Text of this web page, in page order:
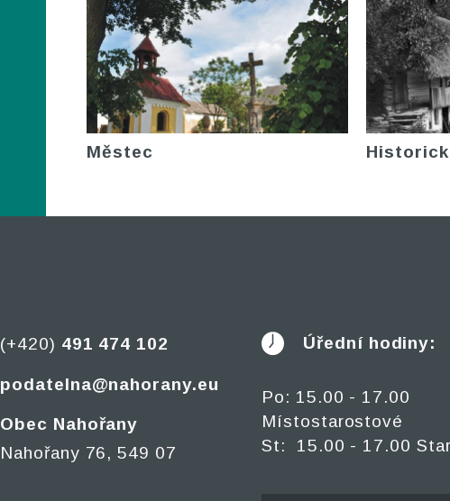
Městec
(+420) 491 474 102
podatelna@nahorany.eu
Obec Nahořany
Nahořany 76, 549 07
Úřední hodiny:
Po: 15.00 - 17.00
Místostarostové
St: 15.00 - 17.00